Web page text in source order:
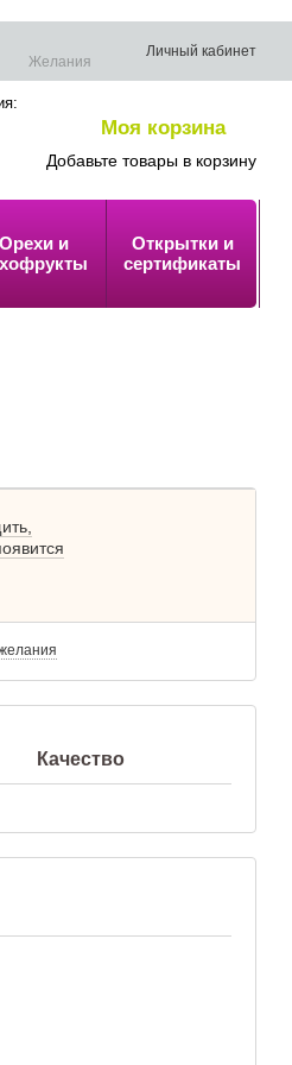
Желания
Личный кабинет
Моя корзина
Добавьте товары в корзину
Орехи и
Открытки и
сертификаты
Качество